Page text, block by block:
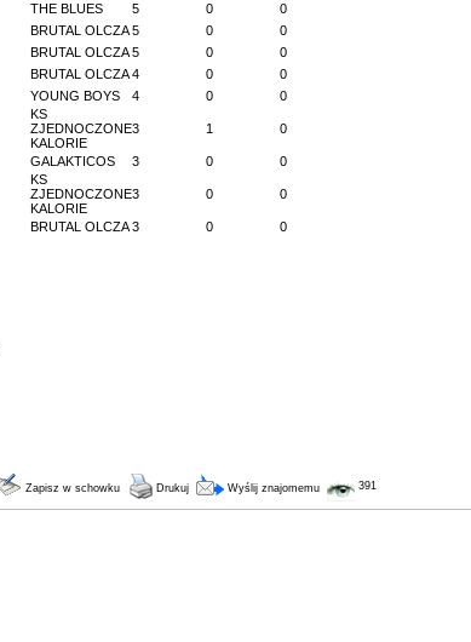
THE BLUES 5 0
0
BRUTAL OLCZA5 0
0
BRUTAL OLCZA5 0
0
BRUTAL OLCZA4 0 0
YOUNG BOYS 4 0 0
KS
ZJEDNOCZONE
KALORIE
3 1 0
GALAKTICOS 3 0 0
KS
ZJEDNOCZONE
KALORIE
3 0 0
BRUTAL OLCZA3 0 0
Zapisz w schowku Drukuj Wyślij znajomemu 391